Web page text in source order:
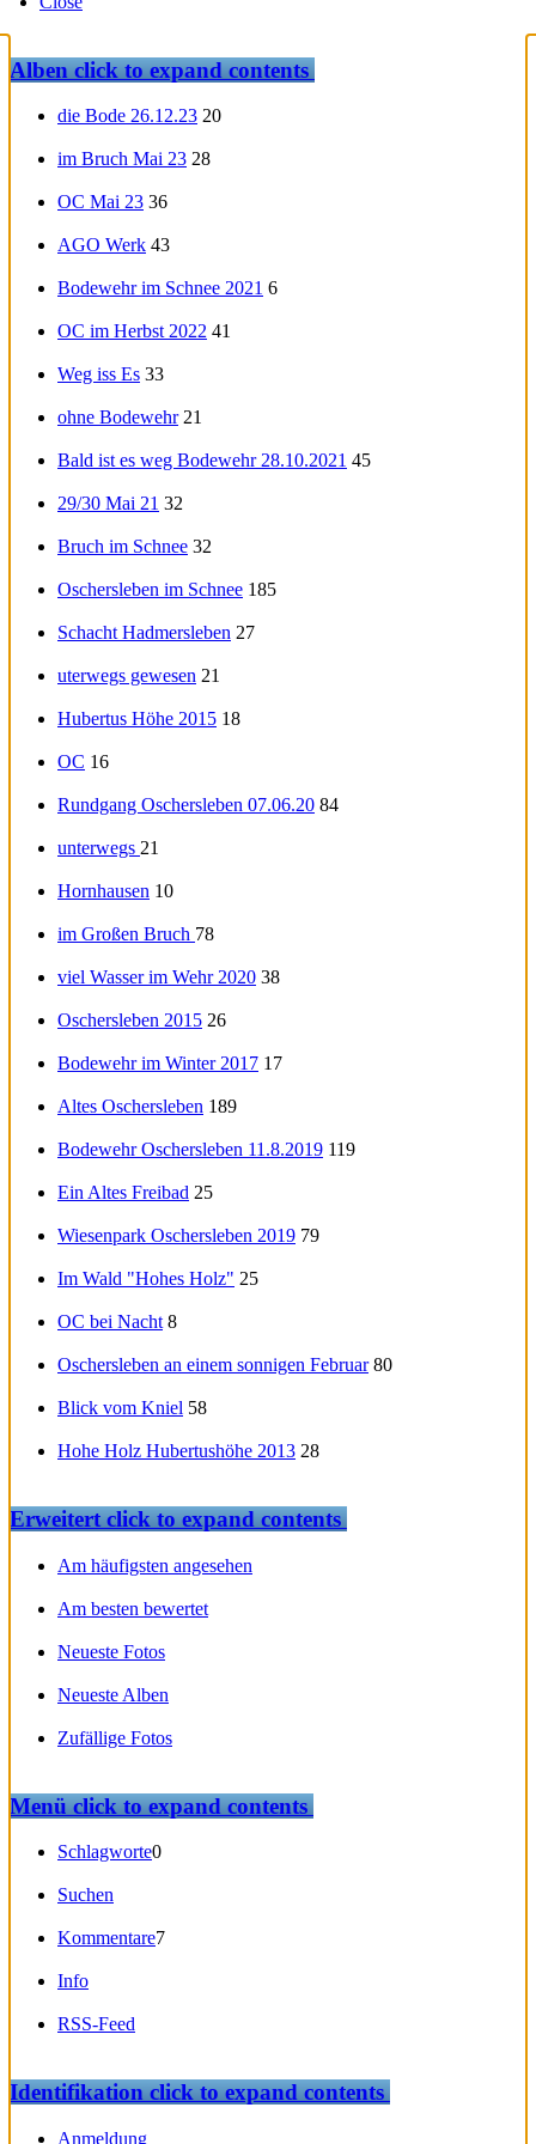
Albenclick to expand contents
die Bode 26.12.23 20
im Bruch Mai 23 28
OC Mai 23 36
AGO Werk 43
Bodewehr im Schnee 2021 6
OC im Herbst 2022 41
Weg iss Es 33
ohne Bodewehr 21
Bald ist es weg Bodewehr 28.10.2021 45
29/30 Mai 21 32
Bruch im Schnee 32
Oschersleben im Schnee 185
Schacht Hadmersleben 27
uterwegs gewesen 21
Hubertus Höhe 2015 18
OC 16
Rundgang Oschersleben 07.06.20 84
unterwegs 21
Hornhausen 10
im Großen Bruch 78
viel Wasser im Wehr 2020 38
Oschersleben 2015 26
Bodewehr im Winter 2017 17
Altes Oschersleben 189
Bodewehr Oschersleben 11.8.2019 119
Ein Altes Freibad 25
Wiesenpark Oschersleben 2019 79
Im Wald "Hohes Holz" 25
OC bei Nacht 8
Oschersleben an einem sonnigen Februar 80
Blick vom Kniel 58
Hohe Holz Hubertushöhe 2013 28
Erweitertclick to expand contents
Am häufigsten angesehen
Am besten bewertet
Neueste Fotos
Neueste Alben
Zufällige Fotos
Menüclick to expand contents
Schlagworte0
Suchen
Kommentare7
Info
RSS-Feed
Identifikationclick to expand contents
Anmeldung